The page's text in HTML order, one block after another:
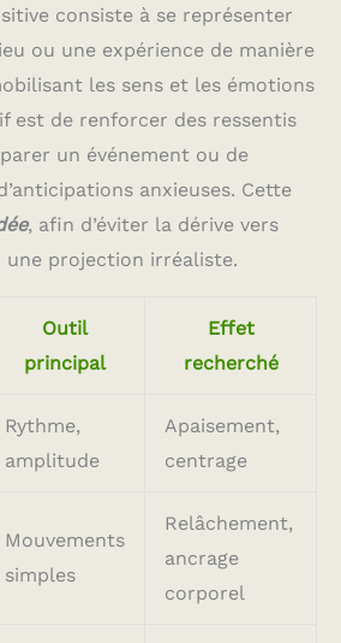
consiste à se représenter
ou une expérience de manière
les sens et les émotions
est de renforcer des ressentis
un événement ou de
anxieuses. Cette
, afin d’éviter la dérive vers
projection irréaliste.
Outil
principal
Effet
recherché
Rythme,
amplitude
Apaisement,
centrage
Mouvements
simples
Relâchement,
ancrage
corporel